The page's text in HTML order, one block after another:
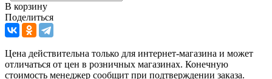
В корзину
Поделиться
Цена действительна только для интернет-магазина и может
отличаться от цен в розничных магазинах. Конечную
стоимость менеджер сообщит при подтверждении заказа.